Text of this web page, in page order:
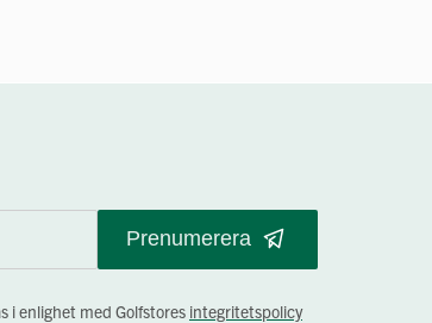
Prenumerera
i enlighet med Golfstores integritetspolicy